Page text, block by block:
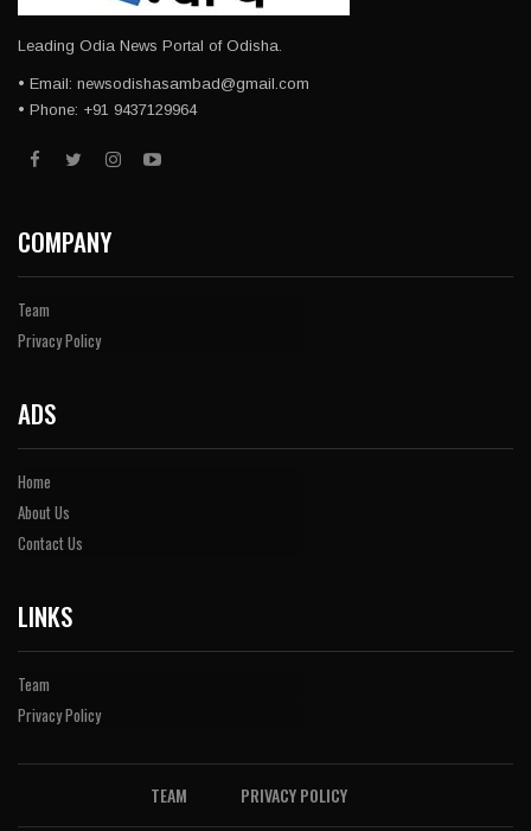
Leading Odia News Portal of Odisha.
• Email: newsodishasambad@gmail.com
• Phone: +91 9437129964
COMPANY
Team
Privacy Policy
ADS
Home
About Us
Contact Us
LINKS
Team
Privacy Policy
TEAM PRIVACY POLICY